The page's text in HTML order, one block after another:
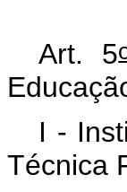
Art. 5
I -
Técnica